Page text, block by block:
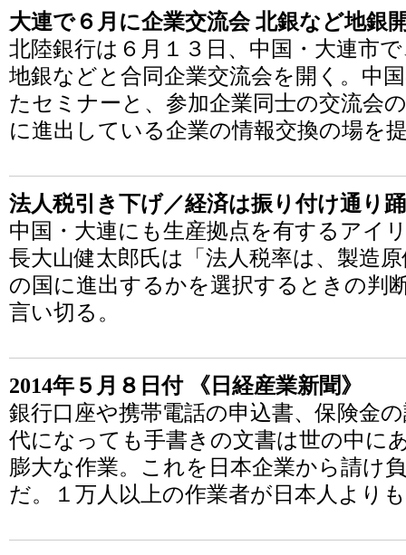
大連で６月に企業交流会 北銀など地銀
北陸銀行は６月１３日、中国・大連市
地銀などと合同企業交流会を開く。中
たセミナーと、参加企業同士の交流会
に進出している企業の情報交換の場を
法人税引き下げ／経済は振り付け通り
中国・大連にも生産拠点を有するアイ
長大山健太郎氏は「法人税率は、製造
の国に進出するかを選択するときの判
言い切る。
2014年５月８日付 《日経産業新聞》
銀行口座や携帯電話の申込書、保険金
代になっても手書きの文書は世の中に
膨大な作業。これを日本企業から請け
だ。１万人以上の作業者が日本人より